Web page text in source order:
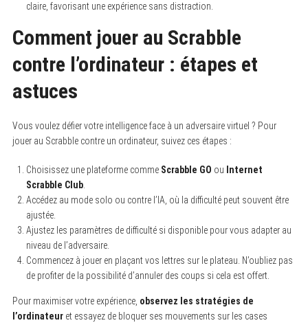
claire, favorisant une expérience sans distraction.
Comment jouer au Scrabble
contre l’ordinateur : étapes et
astuces
Vous voulez défier votre intelligence face à un adversaire virtuel ? Pour
jouer au Scrabble contre un ordinateur, suivez ces étapes :
Choisissez une plateforme comme Scrabble GO ou Internet
Scrabble Club.
Accédez au mode solo ou contre l’IA, où la difficulté peut souvent être
ajustée.
Ajustez les paramètres de difficulté si disponible pour vous adapter au
niveau de l’adversaire.
Commencez à jouer en plaçant vos lettres sur le plateau. N’oubliez pas
de profiter de la possibilité d’annuler des coups si cela est offert.
Pour maximiser votre expérience, observez les stratégies de
l’ordinateuret essayez de bloquer ses mouvements sur les cases